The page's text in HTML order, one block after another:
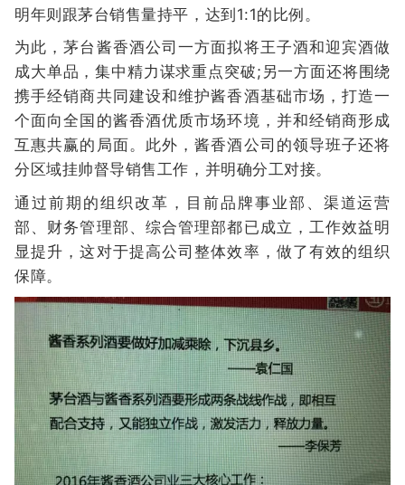
明年则跟茅台销售量持平，达到1:1的比例。
为此，茅台酱香酒公司一方面拟将王子酒和迎宾酒做
成大单品，集中精力谋求重点突破;另一方面还将围绕
携手经销商共同建设和维护酱香酒基础市场，打造一
个面向全国的酱香酒优质市场环境，并和经销商形成
互惠共赢的局面。此外，酱香酒公司的领导班子还将
分区域挂帅督导销售工作，并明确分工对接。
通过前期的组织改革，目前品牌事业部、渠道运营
部、财务管理部、综合管理部都已成立，工作效益明
显提升，这对于提高公司整体效率，做了有效的组织
保障。